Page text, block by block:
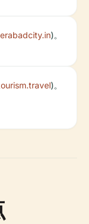
)。
)。